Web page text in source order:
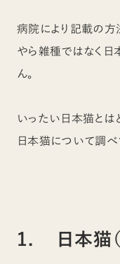
病院により記載の方
やら雑種ではなく日
ん。
いったい日本猫とは
日本猫について調べ
1. 日本猫（